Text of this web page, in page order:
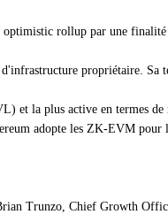
rollup par une
propriétaire.
la plus active en termes de
adopte les ZK-EVM pour
Trunzo, Chief Growth